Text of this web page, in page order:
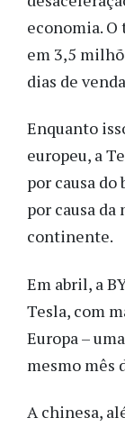
economia. O
em 3,5
dias de
Enquanto
europeu, a
por causa
por causa
continente.
Em abril, a
Tesla, com
Europa –
mesmo mês
A chinesa,